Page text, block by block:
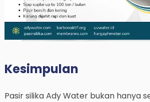
Kesimpulan
Pasir silika Ady Water bukan hanya